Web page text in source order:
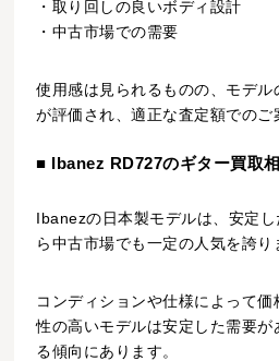
・取り回しの良いボディ設計
・中古市場での需要
使用感は見られるものの、モデ
が評価され、適正な査定額でのご
■ Ibanez RD727のギター買取
Ibanezの日本製モデルは、安定
ら中古市場でも一定の人気を誇り
コンディションや仕様によって
性の高いモデルは安定した需要
る傾向にあります。